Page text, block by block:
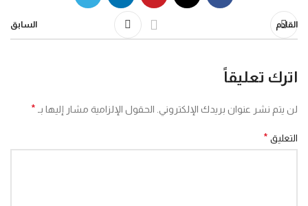
القادم السابق
اترك تعليقاً
لن يتم نشر عنوان بريدك الإلكتروني. الحقول الإلزامية مشار إليها بـ *
التعليق *